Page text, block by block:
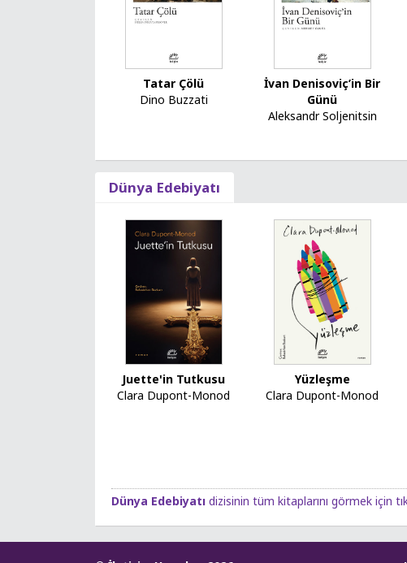
Tatar Çölü
Dino Buzzati
İvan Denisoviç’in Bir
Günü
Aleksandr Soljenitsin
Dünya Edebiyatı
Juette'in Tutkusu
Clara Dupont-Monod
Yüzleşme
Clara Dupont-Monod
Dünya Edebiyatı dizisinin tüm kitaplarını görmek için